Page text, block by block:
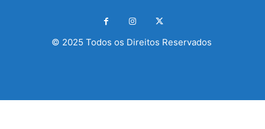
© 2025 Todos os Direitos Reservados